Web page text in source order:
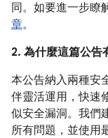
同。如要進一步瞭
章。
2. 為什麼這篇公告
本公告納入兩種安
伴靈活運用，快速
似安全漏洞。我們
所有問題，並使用